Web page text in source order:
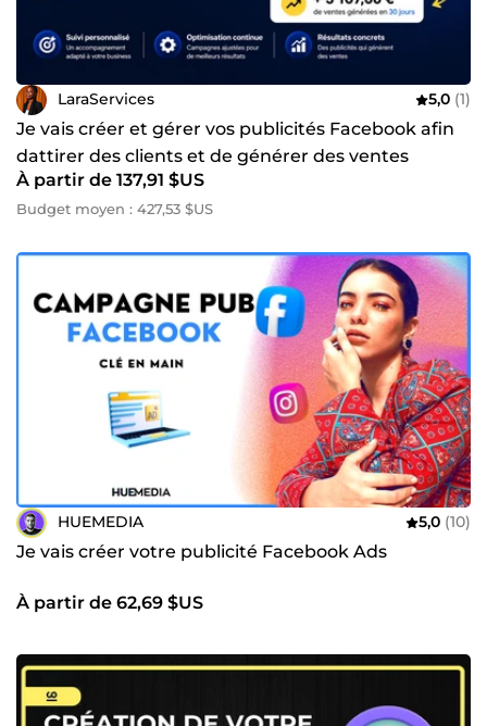
LaraServices 5,0 (1)
Je vais créer et gérer vos publicités Facebook afin
dattirer des clients et de générer des ventes
À partir de 137,91 $US
Budget moyen : 427,53 $US
HUEMEDIA 5,0 (10)
Je vais créer votre publicité Facebook Ads
À partir de 62,69 $US